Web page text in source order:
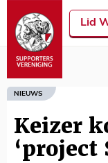
Lid
NIEUWS
Keizer
‘project